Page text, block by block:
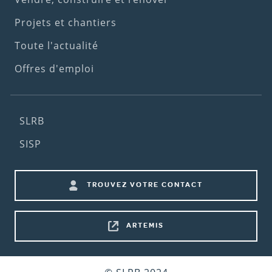
Projets et chantiers
Toute l'actualité
Offres d'emploi
Footer
(2nd
SLRB
SISP
Footer
shortcuts
TROUVEZ VOTRE CONTACT
ARTEMIS